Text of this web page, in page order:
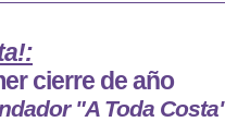
cierre de año
"A Toda